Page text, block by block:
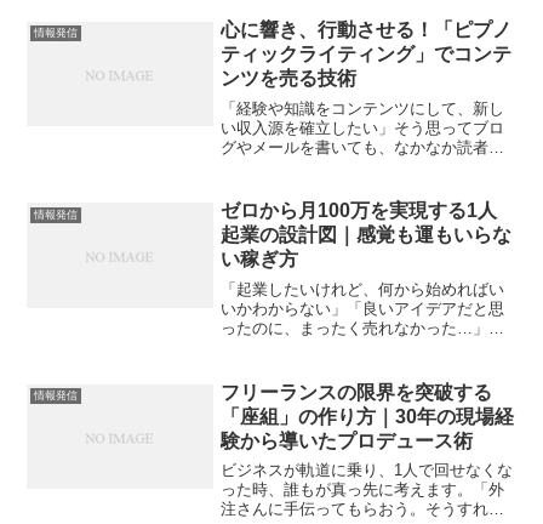
ます。しかし、実際に視点を切り替えら
れる人は驚くほど少ないのが...
情報発信
心に響き、行動させる！「ピプノ
ティックライティング」でコンテ
ンツを売る技術
「経験や知識をコンテンツにして、新し
い収入源を確立したい」そう思ってブロ
グやメールを書いても、なかなか読者の
んか？アクセス数は増えたのに、なぜか
「行動」してもらえない。...
情報発信
ゼロから月100万を実現する1人
起業の設計図｜感覚も運もいらな
い稼ぎ方
「起業したいけれど、何から始めればい
いかわからない」「良いアイデアだと思
ったのに、まったく売れなかった…」そ
す。今の時代、エステも、美容院も、ジ
ムも、講座も、ハンドメイ...
情報発信
フリーランスの限界を突破する
「座組」の作り方｜30年の現場経
験から導いたプロデュース術
ビジネスが軌道に乗り、1人で回せなくな
った時、誰もが真っ先に考えます。「外
注さんに手伝ってもらおう。そうすれば